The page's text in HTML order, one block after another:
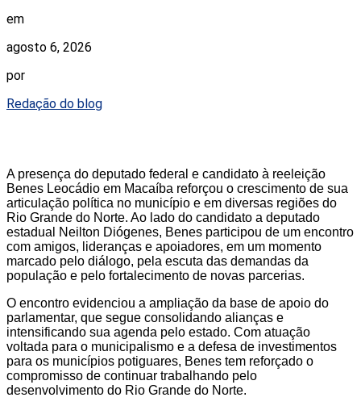
em
agosto 6, 2026
por
Redação do blog
A presença do deputado federal e candidato à reeleição
Benes Leocádio em Macaíba reforçou o crescimento de sua
articulação política no município e em diversas regiões do
Rio Grande do Norte. Ao lado do candidato a deputado
estadual Neilton Diógenes, Benes participou de um encontro
com amigos, lideranças e apoiadores, em um momento
marcado pelo diálogo, pela escuta das demandas da
população e pelo fortalecimento de novas parcerias.
O encontro evidenciou a ampliação da base de apoio do
parlamentar, que segue consolidando alianças e
intensificando sua agenda pelo estado. Com atuação
voltada para o municipalismo e a defesa de investimentos
para os municípios potiguares, Benes tem reforçado o
compromisso de continuar trabalhando pelo
desenvolvimento do Rio Grande do Norte.